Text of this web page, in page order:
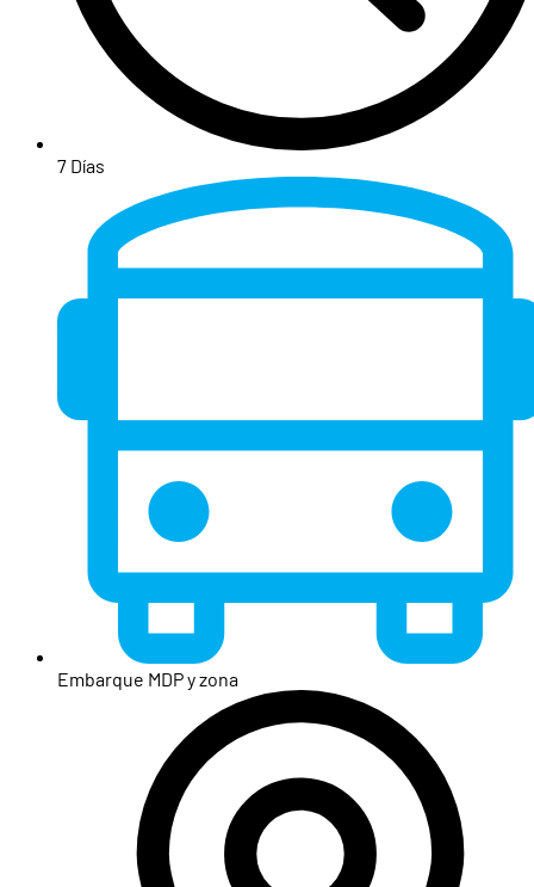
7 Días
Embarque MDP y zona